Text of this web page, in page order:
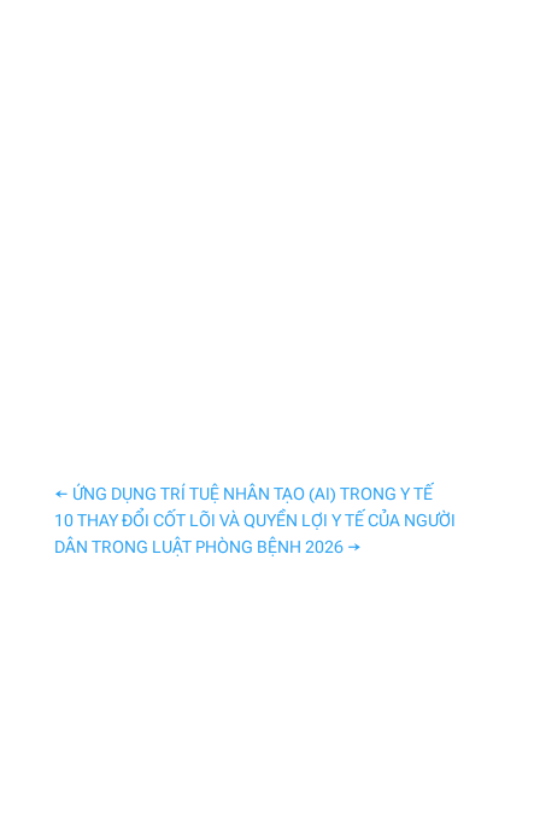
← ỨNG DỤNG TRÍ TUỆ NHÂN TẠO (AI) TRONG Y TẾ
10 THAY ĐỔI CỐT LÕI VÀ QUYỀN LỢI Y TẾ CỦA NGƯỜI
DÂN TRONG LUẬT PHÒNG BỆNH 2026→